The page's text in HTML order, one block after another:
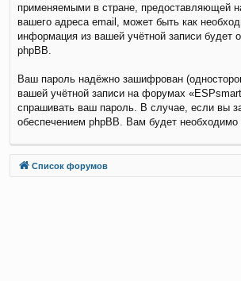
применяемыми в стране, предоставляющей
вашего адреса email, может быть как
информация из вашей учётной записи будет
phpBB.
Ваш пароль надёжно зашифрован
вашей учётной записи на форумах
спрашивать ваш пароль. В случае, если вы
обеспечением phpBB. Вам будет
Список форумов
Связаться с